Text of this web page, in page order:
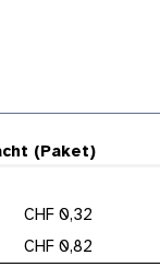
(Paket)
CHF 0,32
CHF 0,82